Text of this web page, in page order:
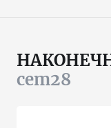
cem28